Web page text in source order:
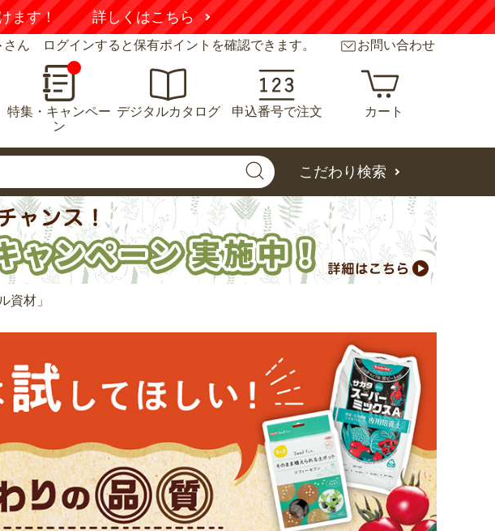
ます！ 詳しくはこちら
さん ログインすると保有ポイントを確認できます。 お問い合わせ
特集・キャンペー
ン
デジタルカタログ 申込番号で注文 カート
こだわり検索
資材」